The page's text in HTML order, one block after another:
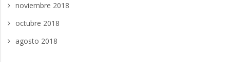
noviembre 2018
octubre 2018
agosto 2018